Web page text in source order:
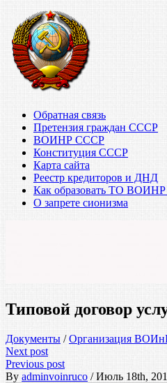
Обратная связь
Претензия граждан СССР
ВОИНР СССР
Конституция СССР
Карта сайта
Реестр кредиторов и ДНД
Как образовать ТО
О запрете сионизма
Типовой договор
Документы /Организация
Next post
Previous post
By adminvoinruco / Июль 18th,